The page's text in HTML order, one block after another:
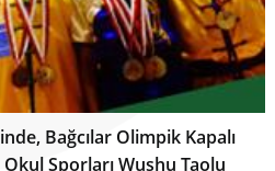
Bağcılar Olimpik Kapalı
Sporları Wushu Taolu